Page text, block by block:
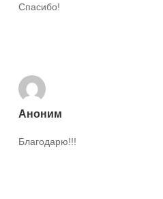
Спасибо!
Аноним
Благодарю!!!